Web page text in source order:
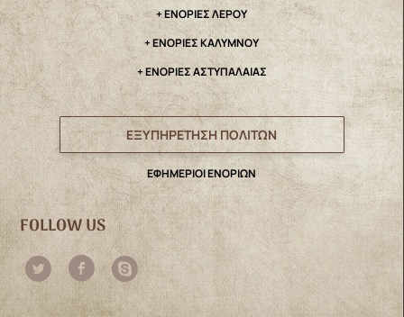
+ ΕΝΟΡΙΕΣ ΛΕΡΟΥ
+ ΕΝΟΡΙΕΣ ΚΑΛΥΜΝΟΥ
+ ΕΝΟΡΙΕΣ ΑΣΤΥΠΑΛΑΙΑΣ
ΕΞΥΠΗΡΕΤΗΣΗ ΠΟΛΙΤΩΝ
ΕΦΗΜΕΡΙΟΙ ΕΝΟΡΙΩΝ
FOLLOW US